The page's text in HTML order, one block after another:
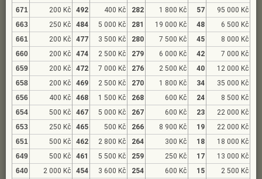
671
200 Kč 492 400 Kč 282 1 800 Kč 57
95 000 Kč
663
250 Kč 484 5 000 Kč 281 19 000 Kč 48
6 500 Kč
661
200 Kč 477 3 500 Kč 280 7 500 Kč 45
8 000 Kč
660
200 Kč 474 2 500 Kč 279 6 000 Kč 42
7 000 Kč
659
200 Kč 472 7 000 Kč 276 2 500 Kč 40
12 000 Kč
658
200 Kč 469 2 500 Kč 270 1 800 Kč 34
35 000 Kč
656
400 Kč 468 1 500 Kč 268 600 Kč 24
8 500 Kč
654
500 Kč 467 5 000 Kč 267 600 Kč 23
22 000 Kč
653
250 Kč 465 500 Kč 266 8 900 Kč 19
22 000 Kč
651
500 Kč 462 2 800 Kč 264 300 Kč 18
18 000 Kč
649
500 Kč 461 5 500 Kč 259 250 Kč 17
13 000 Kč
640
2 000 Kč 454 3 600 Kč 254 600 Kč 15 2 500 Kč